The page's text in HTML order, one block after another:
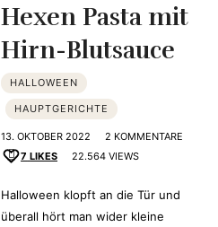
Hexen Pasta mit
Hirn-Blutsauce
HALLOWEEN
HAUPTGERICHTE
13. OKTOBER 2022
2 KOMMENTARE
7 LIKES 22.564 VIEWS
Halloween klopft an die Tür und
überall hört man wider kleine